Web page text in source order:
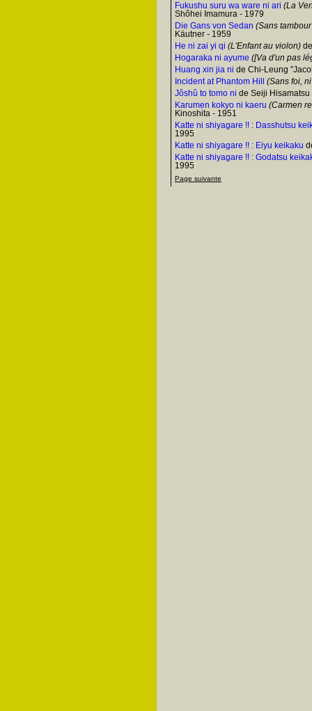
Fukushu suru wa ware ni ari (La
Shôhei Imamura - 1979
Die Gans von Sedan (Sans
Käutner - 1959
He ni zai yi qi (L'Enfant au violon)
Hogaraka ni ayume ([Va d'un pas
Huang xin jia ni de Chi-Leung
Incident at Phantom Hill
(Sans foi,
Jôshû to tomo ni de Seiji Hisamatsu
Karumen kokyo ni kaeru (Carmen
Kinoshita - 1951
Katte ni shiyagare !! : Dasshutsu
1995
Katte ni shiyagare !! : Eiyu keikaku
Katte ni shiyagare !! : Godatsu
1995
Page suivante